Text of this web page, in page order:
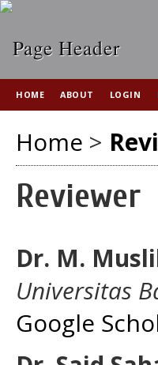
HOME ABOUT LOGIN
Home >
Reviewer
Dr. M.
Universitas
Google